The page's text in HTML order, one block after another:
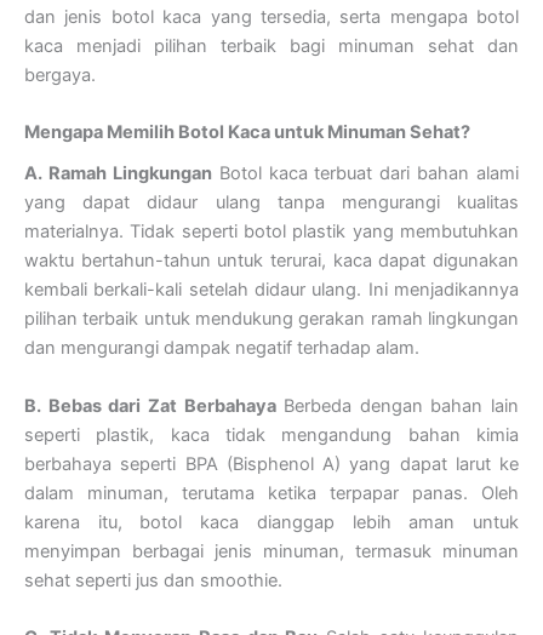
dan jenis botol kaca yang tersedia, serta mengapa botol
kaca menjadi pilihan terbaik bagi minuman sehat dan
bergaya.
Mengapa Memilih Botol Kaca untuk Minuman Sehat?
A. Ramah LingkunganBotol kaca terbuat dari bahan alami
yang dapat didaur ulang tanpa mengurangi kualitas
materialnya. Tidak seperti botol plastik yang membutuhkan
waktu bertahun-tahun untuk terurai, kaca dapat digunakan
kembali berkali-kali setelah didaur ulang. Ini menjadikannya
pilihan terbaik untuk mendukung gerakan ramah lingkungan
dan mengurangi dampak negatif terhadap alam.
B. Bebas dari Zat BerbahayaBerbeda dengan bahan lain
seperti plastik, kaca tidak mengandung bahan kimia
berbahaya seperti BPA (Bisphenol A) yang dapat larut ke
dalam minuman, terutama ketika terpapar panas. Oleh
karena itu, botol kaca dianggap lebih aman untuk
menyimpan berbagai jenis minuman, termasuk minuman
sehat seperti jus dan smoothie.